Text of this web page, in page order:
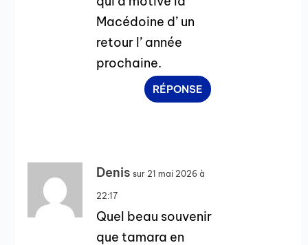
Macédoine d’ un
retour l’ année
prochaine.
RÉPONSE
Denis sur 21 mai 2026 à
22:17
Quel beau souvenir
que tamara en